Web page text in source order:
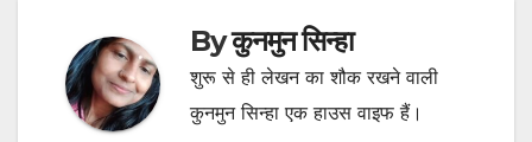
Byकुनमुन सिन्हा
शुरू से ही लेखन का शौक रखने वाली
कुनमुन सिन्हा एक हाउस वाइफ हैं।